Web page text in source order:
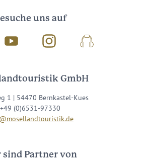
uns auf
Youtube InstagramPodcast
GmbH
1 | 54470 Bernkastel-Kues
+49 (0)6531-97330
sind Partner von